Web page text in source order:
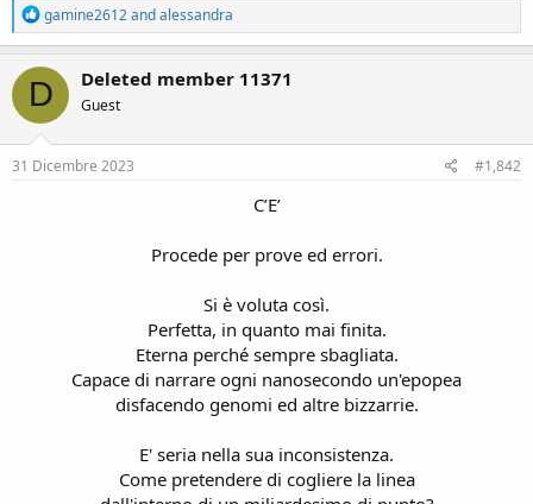
R
e
a
c
t
i
o
n
s
gamine2612andalessandra
D Deleted member 11371
Guest
31 Dicembre 2023 #1,842
C’E’
Procede per prove ed errori.
Si è voluta così.
Perfetta, in quanto mai finita.
Eterna perché sempre sbagliata.
Capace di narrare ogni nanosecondo un'epopea
disfacendo genomi ed altre bizzarrie.
E' seria nella sua inconsistenza.
Come pretendere di cogliere la linea